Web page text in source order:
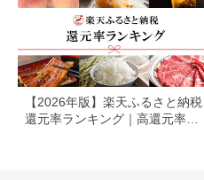
【2026年版】楽天ふるさと納税
還元率ランキング｜高還元率返